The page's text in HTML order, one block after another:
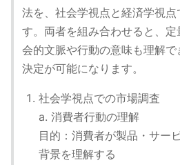
法を、社会学視点と経済学視点
す。両者を組み合わせると、
会的文脈や行動の意味も理解
決定が可能になります。
社会学視点での市場調査
a. 消費者行動の理解
目的：消費者が製品・サー
背景を理解する